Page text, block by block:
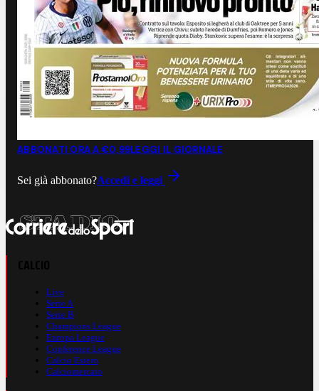
ABBONATI ORA A €0,99LEGGI IL GIORNALE
Sei già abbonato?Accedi e leggi
Live
Serie A
Serie B
Champions League
Europa League
Conference League
Calcio Estero
Calciomercato